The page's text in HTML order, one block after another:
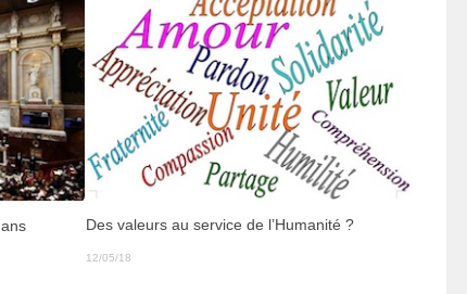
Des valeurs au service de l’Humanité ?
12/05/18